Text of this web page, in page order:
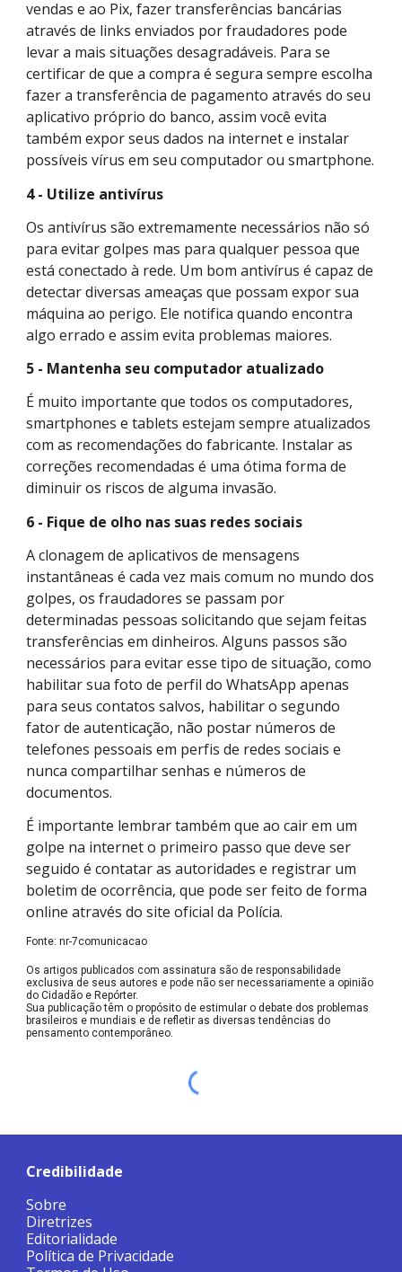
vendas e ao Pix, fazer transferências bancárias
através de links enviados por fraudadores pode
levar a mais situações desagradáveis. Para se
certificar de que a compra é segura sempre escolha
fazer a transferência de pagamento através do seu
aplicativo próprio do banco, assim você evita
também expor seus dados na internet e instalar
possíveis vírus em seu computador ou smartphone.
4 - Utilize antivírus
Os antivírus são extremamente necessários não só
para evitar golpes mas para qualquer pessoa que
está conectado à rede. Um bom antivírus é capaz de
detectar diversas ameaças que possam expor sua
máquina ao perigo. Ele notifica quando encontra
algo errado e assim evita problemas maiores.
5 - Mantenha seu computador atualizado
É muito importante que todos os computadores,
smartphones e tablets estejam sempre atualizados
com as recomendações do fabricante. Instalar as
correções recomendadas é uma ótima forma de
diminuir os riscos de alguma invasão.
6 - Fique de olho nas suas redes sociais
A clonagem de aplicativos de mensagens
instantâneas é cada vez mais comum no mundo dos
golpes, os fraudadores se passam por
determinadas pessoas solicitando que sejam feitas
transferências em dinheiros. Alguns passos são
necessários para evitar esse tipo de situação, como
habilitar sua foto de perfil do WhatsApp apenas
para seus contatos salvos, habilitar o segundo
fator de autenticação, não postar números de
telefones pessoais em perfis de redes sociais e
nunca compartilhar senhas e números de
documentos.
É importante lembrar também que ao cair em um
golpe na internet o primeiro passo que deve ser
seguido é contatar as autoridades e registrar um
boletim de ocorrência, que pode ser feito de forma
online através do site oficial da Polícia.
Fonte: nr-7comunicacao
Os artigos publicados com assinatura são de responsabilidade
exclusiva de seus autores e pode não ser necessariamente a opinião
do Cidadão e Repórter.
Sua publicação têm o propósito de estimular o debate dos problemas
brasileiros e mundiais e de refletir as diversas tendências do
pensamento contemporâneo.
Credibilidade
Sobre
Diretrizes
Editorialidade
Política de Privacidade